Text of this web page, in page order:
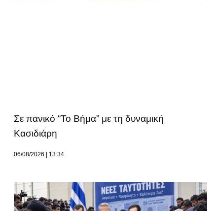
Σε πανικό “Το Βήμα” με τη δυναμική
Κασιδιάρη
06/08/2026 13:34